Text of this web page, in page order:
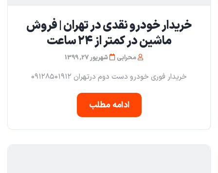
خریدار خودرو نقدی در تهران | فروش
ماشین در کمتر از ۲۴ ساعت
محرابی شهریور 27, 1399
خریدار فوری خودرو دست دوم در‌تهران ۰۹۱۲۸۵۰۱۹۱۲
ادامه مطلب